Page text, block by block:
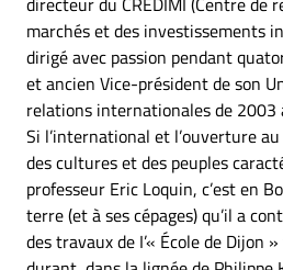
marchés et des investissements
dirigé avec passion pendant
et ancien Vice-président de son
relations internationales de 2003
Si l’international et l’ouverture
des cultures et des peuples
professeur Eric Loquin, c’est en
terre (et à ses cépages) qu’il a
des travaux de I’« École de Dijon